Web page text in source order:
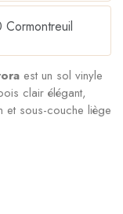
est un sol vinyle
clair élégant,
sous-couche liège